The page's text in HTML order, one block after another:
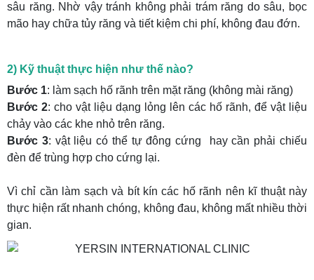
sâu răng. Nhờ vậy tránh không phải trám răng do sâu, bọc
mão hay chữa tủy răng và tiết kiệm chi phí, không đau đớn.
2) Kỹ thuật thực hiện như thế nào?
Bước 1: làm sạch hố rãnh trên mặt răng (không mài răng)
Bước 2: cho vật liệu dạng lỏng lên các hố rãnh, để vật liệu
chảy vào các khe nhỏ trên răng.
Bước 3: vật liệu có thể tự đông cứng hay cần phải chiếu
đèn để trùng hợp cho cứng lại.
Vì chỉ cần làm sạch và bít kín các hố rãnh nên kĩ thuật này
thực hiện rất nhanh chóng, không đau, không mất nhiều thời
gian.